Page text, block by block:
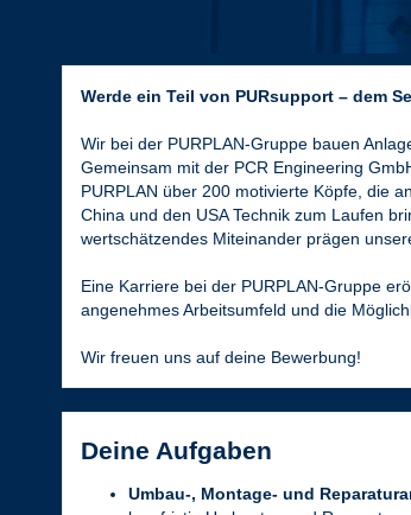
Werde ein Teil von PURsupport – dem
Wir bei der PURPLAN-Gruppe bauen
Gemeinsam mit der PCR Engineering
PURPLAN über 200 motivierte Köpfe, die
China und den USA Technik zum Laufen
wertschätzendes Miteinander prägen
Eine Karriere bei der PURPLAN-Gruppe
angenehmes Arbeitsumfeld und die
Wir freuen uns auf deine Bewerbung!
Deine Aufgaben
Umbau-, Montage- und